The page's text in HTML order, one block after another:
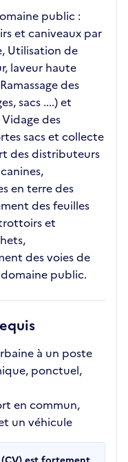
public :
et caniveaux par
Utilisation de
laveur haute
des
sacs ....) et
des
sacs et collecte
des distributeurs
en terre des
des feuilles
et
des voies de
public.
à un poste
ponctuel,
en commun,
un véhicule